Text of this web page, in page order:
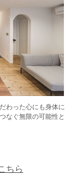
わった心にも身体に
なぐ無限の可能性と
ちら